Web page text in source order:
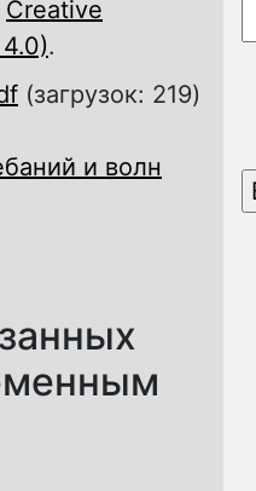
Creative
.
(загрузок: 219)
и волн